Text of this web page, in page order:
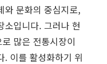
와 문화의 중심지로,
소입니다. 그러나 현
많은 전통시장이
. 이를 활성화하기 위